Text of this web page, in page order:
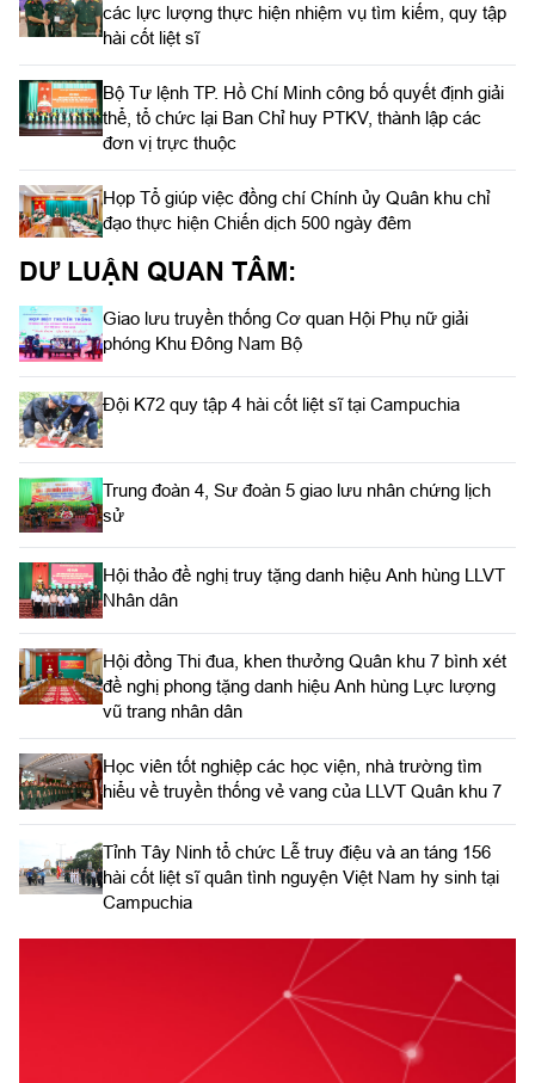
các lực lượng thực hiện nhiệm vụ tìm kiếm, quy tập
hài cốt liệt sĩ
Bộ Tư lệnh TP. Hồ Chí Minh công bố quyết định giải
thể, tổ chức lại Ban Chỉ huy PTKV, thành lập các
đơn vị trực thuộc
Họp Tổ giúp việc đồng chí Chính ủy Quân khu chỉ
đạo thực hiện Chiến dịch 500 ngày đêm
DƯ LUẬN QUAN TÂM:
Giao lưu truyền thống Cơ quan Hội Phụ nữ giải
phóng Khu Đông Nam Bộ
Đội K72 quy tập 4 hài cốt liệt sĩ tại Campuchia
Trung đoàn 4, Sư đoàn 5 giao lưu nhân chứng lịch
sử
Hội thảo đề nghị truy tặng danh hiệu Anh hùng LLVT
Nhân dân
Hội đồng Thi đua, khen thưởng Quân khu 7 bình xét
đề nghị phong tặng danh hiệu Anh hùng Lực lượng
vũ trang nhân dân
Học viên tốt nghiệp các học viện, nhà trường tìm
hiểu về truyền thống vẻ vang của LLVT Quân khu 7
​Tỉnh Tây Ninh tổ chức Lễ truy điệu và an táng 156
hài cốt liệt sĩ quân tình nguyện Việt Nam hy sinh tại
Campuchia